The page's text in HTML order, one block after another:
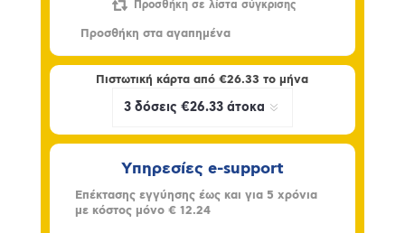
Πιστωτική κάρτα από€26.33 το μήνα
Υπηρεσίες e-support
Επέκτασης εγγύησης έως και για 5 χρόνια
με κόστος μόνο € 12.24